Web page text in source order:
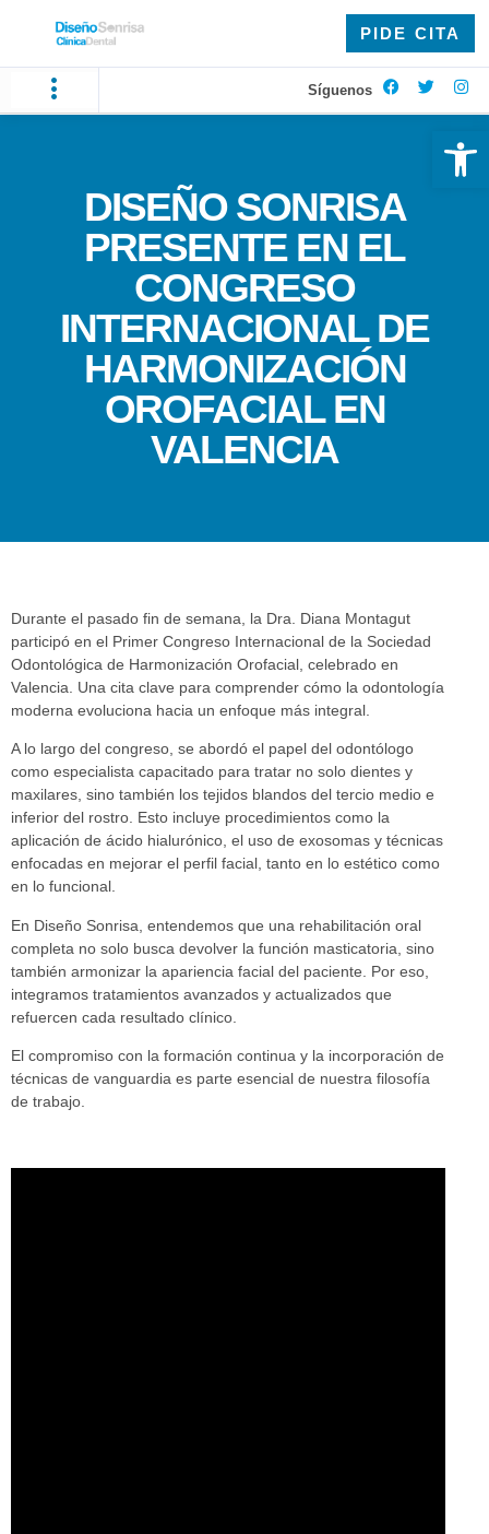
PIDE CITA
Síguenos
DISEÑO SONRISA
PRESENTE EN EL
CONGRESO
INTERNACIONAL DE
HARMONIZACIÓN
OROFACIAL EN
VALENCIA
Durante el pasado fin de semana, la Dra. Diana Montagut
participó en el Primer Congreso Internacional de la Sociedad
Odontológica de Harmonización Orofacial, celebrado en
Valencia. Una cita clave para comprender cómo la odontología
moderna evoluciona hacia un enfoque más integral.
A lo largo del congreso, se abordó el papel del odontólogo
como especialista capacitado para tratar no solo dientes y
maxilares, sino también los tejidos blandos del tercio medio e
inferior del rostro. Esto incluye procedimientos como la
aplicación de ácido hialurónico, el uso de exosomas y técnicas
enfocadas en mejorar el perfil facial, tanto en lo estético como
en lo funcional.
En Diseño Sonrisa, entendemos que una rehabilitación oral
completa no solo busca devolver la función masticatoria, sino
también armonizar la apariencia facial del paciente. Por eso,
integramos tratamientos avanzados y actualizados que
refuercen cada resultado clínico.
El compromiso con la formación continua y la incorporación de
técnicas de vanguardia es parte esencial de nuestra filosofía
de trabajo.